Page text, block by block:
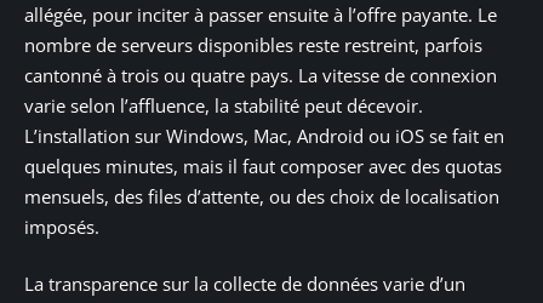
allégée, pour inciter à passer ensuite à l’offre payante. Le
nombre de serveurs disponibles reste restreint, parfois
cantonné à trois ou quatre pays. La vitesse de connexion
varie selon l’affluence, la stabilité peut décevoir.
L’installation sur Windows, Mac, Android ou iOS se fait en
quelques minutes, mais il faut composer avec des quotas
mensuels, des files d’attente, ou des choix de localisation
imposés.
La transparence sur la collecte de données varie d’un